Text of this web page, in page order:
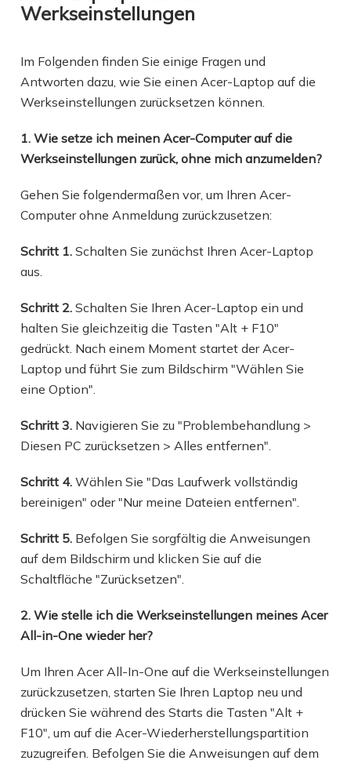
Werkseinstellungen
Im Folgenden finden Sie einige Fragen und
Antworten dazu, wie Sie einen Acer-Laptop auf die
Werkseinstellungen zurücksetzen können.
1. Wie setze ich meinen Acer-Computer auf die
Werkseinstellungen zurück, ohne mich anzumelden?
Gehen Sie folgendermaßen vor, um Ihren Acer-
Computer ohne Anmeldung zurückzusetzen:
Schritt 1. Schalten Sie zunächst Ihren Acer-Laptop
aus.
Schritt 2. Schalten Sie Ihren Acer-Laptop ein und
halten Sie gleichzeitig die Tasten "Alt + F10"
gedrückt. Nach einem Moment startet der Acer-
Laptop und führt Sie zum Bildschirm "Wählen Sie
eine Option".
Schritt 3. Navigieren Sie zu "Problembehandlung >
Diesen PC zurücksetzen > Alles entfernen".
Schritt 4.Wählen Sie "Das Laufwerk vollständig
bereinigen" oder "Nur meine Dateien entfernen".
Schritt 5. Befolgen Sie sorgfältig die Anweisungen
auf dem Bildschirm und klicken Sie auf die
Schaltfläche "Zurücksetzen".
2. Wie stelle ich die Werkseinstellungen meines Acer
All-in-One wieder her?
Um Ihren Acer All-In-One auf die Werkseinstellungen
zurückzusetzen, starten Sie Ihren Laptop neu und
drücken Sie während des Starts die Tasten "Alt +
F10", um auf die Acer-Wiederherstellungspartition
zuzugreifen. Befolgen Sie die Anweisungen auf dem